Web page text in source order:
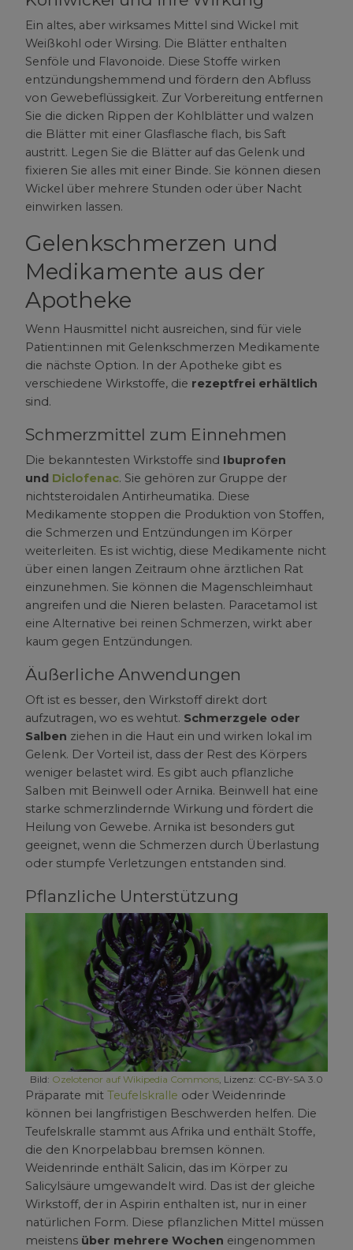
Ein altes, aber wirksames Mittel sind Wickel mit
Weißkohl oder Wirsing. Die Blätter enthalten
Senföle und Flavonoide. Diese Stoffe wirken
entzündungshemmend und fördern den Abfluss
von Gewebeflüssigkeit. Zur Vorbereitung entfernen
Sie die dicken Rippen der Kohlblätter und walzen
die Blätter mit einer Glasflasche flach, bis Saft
austritt. Legen Sie die Blätter auf das Gelenk und
fixieren Sie alles mit einer Binde. Sie können diesen
Wickel über mehrere Stunden oder über Nacht
einwirken lassen.
Gelenkschmerzen und
Medikamente aus der
Apotheke
Wenn Hausmittel nicht ausreichen, sind für viele
Patient:innen mit Gelenkschmerzen Medikamente
die nächste Option. In der Apotheke gibt es
verschiedene Wirkstoffe, die rezeptfrei erhältlich
sind.
Schmerzmittel zum Einnehmen
Die bekanntesten Wirkstoffe sind Ibuprofen
und Diclofenac. Sie gehören zur Gruppe der
nichtsteroidalen Antirheumatika. Diese
Medikamente stoppen die Produktion von Stoffen,
die Schmerzen und Entzündungen im Körper
weiterleiten. Es ist wichtig, diese Medikamente nicht
über einen langen Zeitraum ohne ärztlichen Rat
einzunehmen. Sie können die Magenschleimhaut
angreifen und die Nieren belasten. Paracetamol ist
eine Alternative bei reinen Schmerzen, wirkt aber
kaum gegen Entzündungen.
Äußerliche Anwendungen
Oft ist es besser, den Wirkstoff direkt dort
aufzutragen, wo es wehtut. Schmerzgele oder
Salben ziehen in die Haut ein und wirken lokal im
Gelenk. Der Vorteil ist, dass der Rest des Körpers
weniger belastet wird. Es gibt auch pflanzliche
Salben mit Beinwell oder Arnika. Beinwell hat eine
starke schmerzlindernde Wirkung und fördert die
Heilung von Gewebe. Arnika ist besonders gut
geeignet, wenn die Schmerzen durch Überlastung
oder stumpfe Verletzungen entstanden sind.
Pflanzliche Unterstützung
Bild: Ozelotenor auf Wikipedia Commons , Lizenz: CC-BY-SA 3.0
Präparate mit Teufelskralle oder Weidenrinde
können bei langfristigen Beschwerden helfen. Die
Teufelskralle stammt aus Afrika und enthält Stoffe,
die den Knorpelabbau bremsen können.
Weidenrinde enthält Salicin, das im Körper zu
Salicylsäure umgewandelt wird. Das ist der gleiche
Wirkstoff, der in Aspirin enthalten ist, nur in einer
natürlichen Form. Diese pflanzlichen Mittel müssen
meistens über mehrere Wochen eingenommen